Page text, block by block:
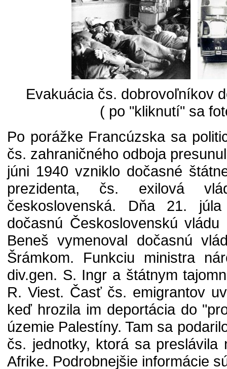
Evakuácia čs. dobrovoľníkov
( po "kliknutí" sa
Po porážke Francúzska sa
čs. zahraničného odboja
júni 1940 vzniklo dočasné
prezidenta, čs. exilová
československá. Dňa 21.
dočasnú Československú
Beneš vymenoval dočasnú
Šrámkom. Funkciu ministra
div.gen. S. Ingr a štátnym
R. Viest. Časť čs. emigrantov
keď hrozila im deportácia do
územie Palestíny. Tam sa
čs. jednotky, ktorá sa preslávila
Afrike. Podrobnejšie informácie